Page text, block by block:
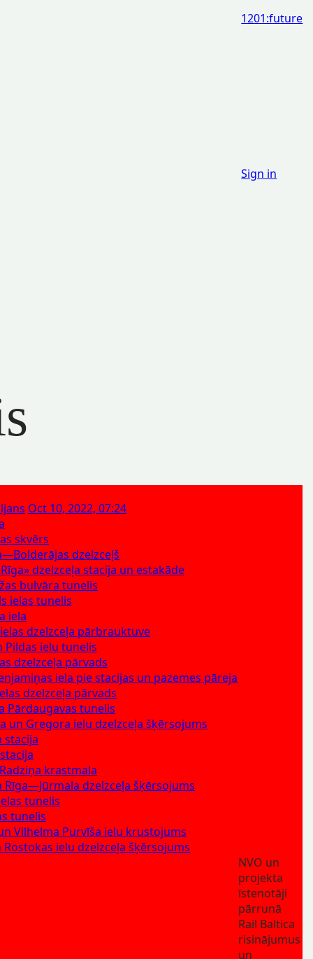
1201:future
Sign in
Oct 10, 2022, 07:24
skvērs
dzelzceļš
dzelzceļa stacija un estakāde
bulvāra tunelis
ielas tunelis
iela
dzelzceļa pārbrauktuve
Pildas ielu tunelis
dzelzceļa pārvads
iela pie stacijas un pazemes pāreja
dzelzceļa pārvads
Pārdaugavas tunelis
un Gregora ielu dzelzceļa šķērsojums
stacija
krastmala
Rīga—Jūrmala dzelzceļa šķērsojums
tunelis
tunelis
Vilhelma Purvīša ielu krustojums
Rostokas ielu dzelzceļa šķērsojums
NVO un
projekta
īstenotāji
pārrunā
Rail Baltica
risinājumus
un